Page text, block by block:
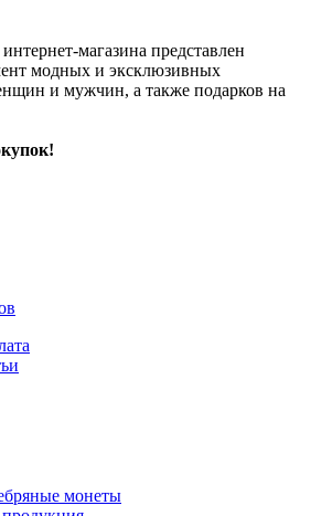
магазина представлен
модных и эксклюзивных
и мужчин, а также подарков на
монеты